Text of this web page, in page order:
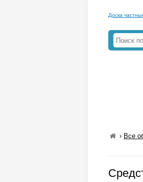
Доска
› Все